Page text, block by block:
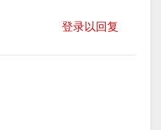
登录以回复